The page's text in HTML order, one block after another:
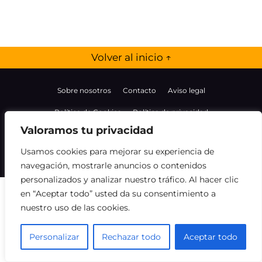
Valoramos tu privacidad
Usamos cookies para mejorar su experiencia de
navegación, mostrarle anuncios o contenidos
personalizados y analizar nuestro tráfico. Al hacer clic
en “Aceptar todo” usted da su consentimiento a
nuestro uso de las cookies.
Personalizar Rechazar todo Aceptar todo
Volver al inicio ↑
Sobre nosotros Contacto Aviso legal
Política de Cookies Política de privacidad
Descargo de responsabilidad
Licor cerca de mí.